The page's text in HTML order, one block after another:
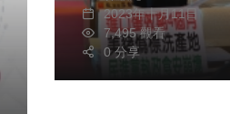
2023年十月11日
7,495 觀看
0 分享